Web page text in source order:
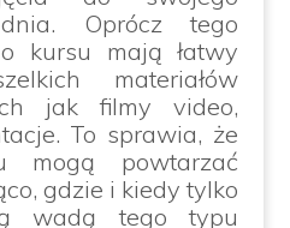
Oprócz tego
kursu mają łatwy
materiałów
jak filmy video,
To sprawia, że
mogą powtarzać
gdzie i kiedy tylko
wadą tego typu